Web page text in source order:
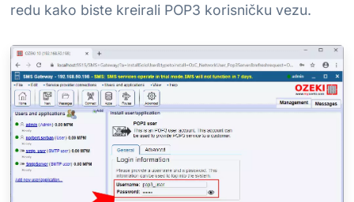
redu kako biste kreirali POP3 korisničku vezu.